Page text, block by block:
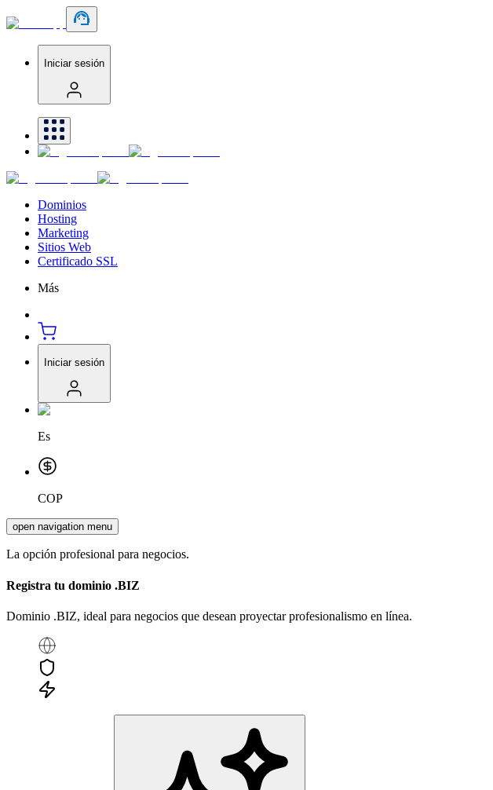
Iniciar sesión
Dominios
Hosting
Marketing
Sitios Web
Certificado SSL
Más
Iniciar sesión
Es
COP
open navigation menu
La opción profesional para negocios.
Registra tu dominio .BIZ
Dominio .BIZ, ideal para negocios que desean proyectar profesionalismo en línea.